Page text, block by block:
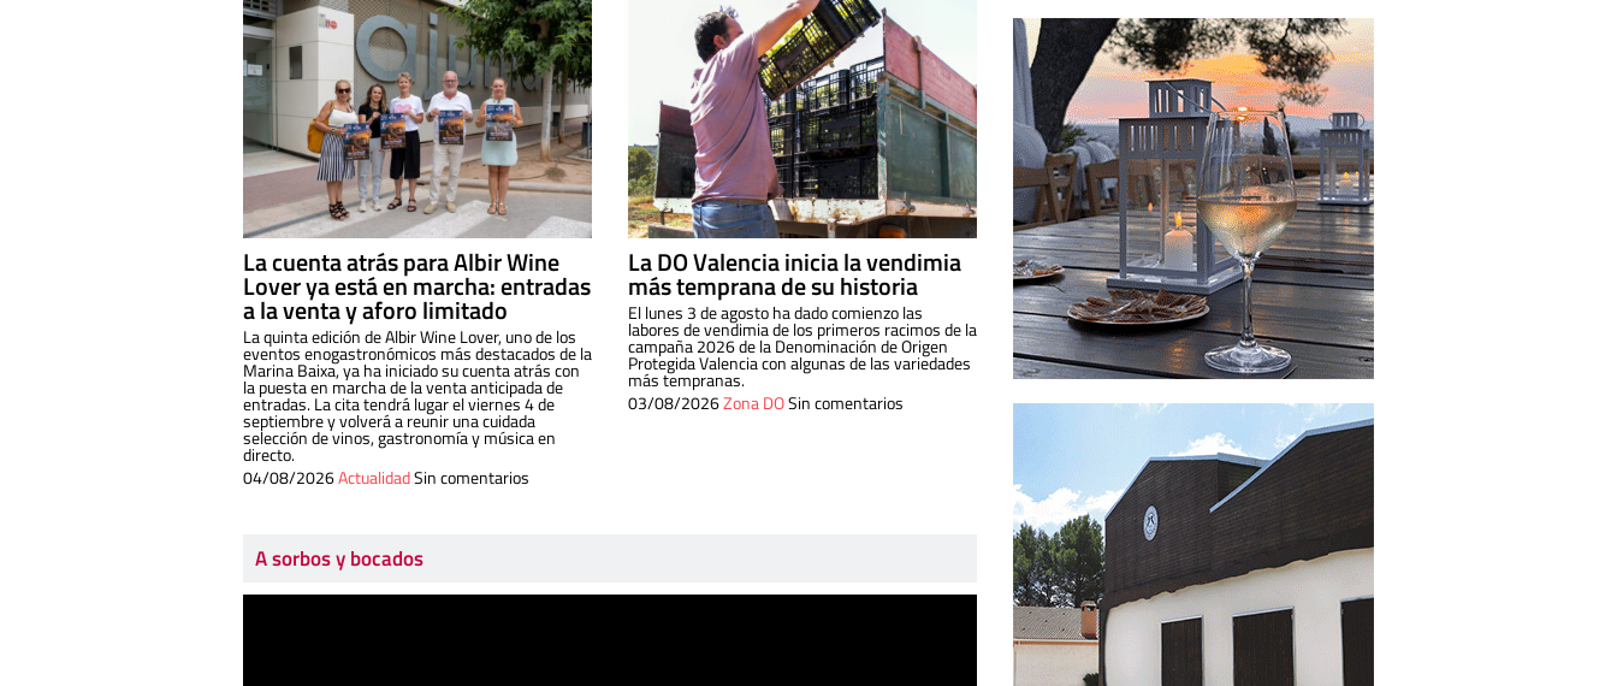
La cuenta atrás para Albir Wine
Lover ya está en marcha: entradas
a la venta y aforo limitado
La quinta edición de Albir Wine Lover, uno de los
eventos enogastronómicos más destacados de la
Marina Baixa, ya ha iniciado su cuenta atrás con
la puesta en marcha de la venta anticipada de
entradas. La cita tendrá lugar el viernes 4 de
septiembre y volverá a reunir una cuidada
selección de vinos, gastronomía y música en
directo.
04/08/2026ActualidadSin comentarios
La DO Valencia inicia la vendimia
más temprana de su historia
El lunes 3 de agosto ha dado comienzo las
labores de vendimia de los primeros racimos de la
campaña 2026 de la Denominación de Origen
Protegida Valencia con algunas de las variedades
más tempranas.
03/08/2026Zona DOSin comentarios
A sorbos y bocados